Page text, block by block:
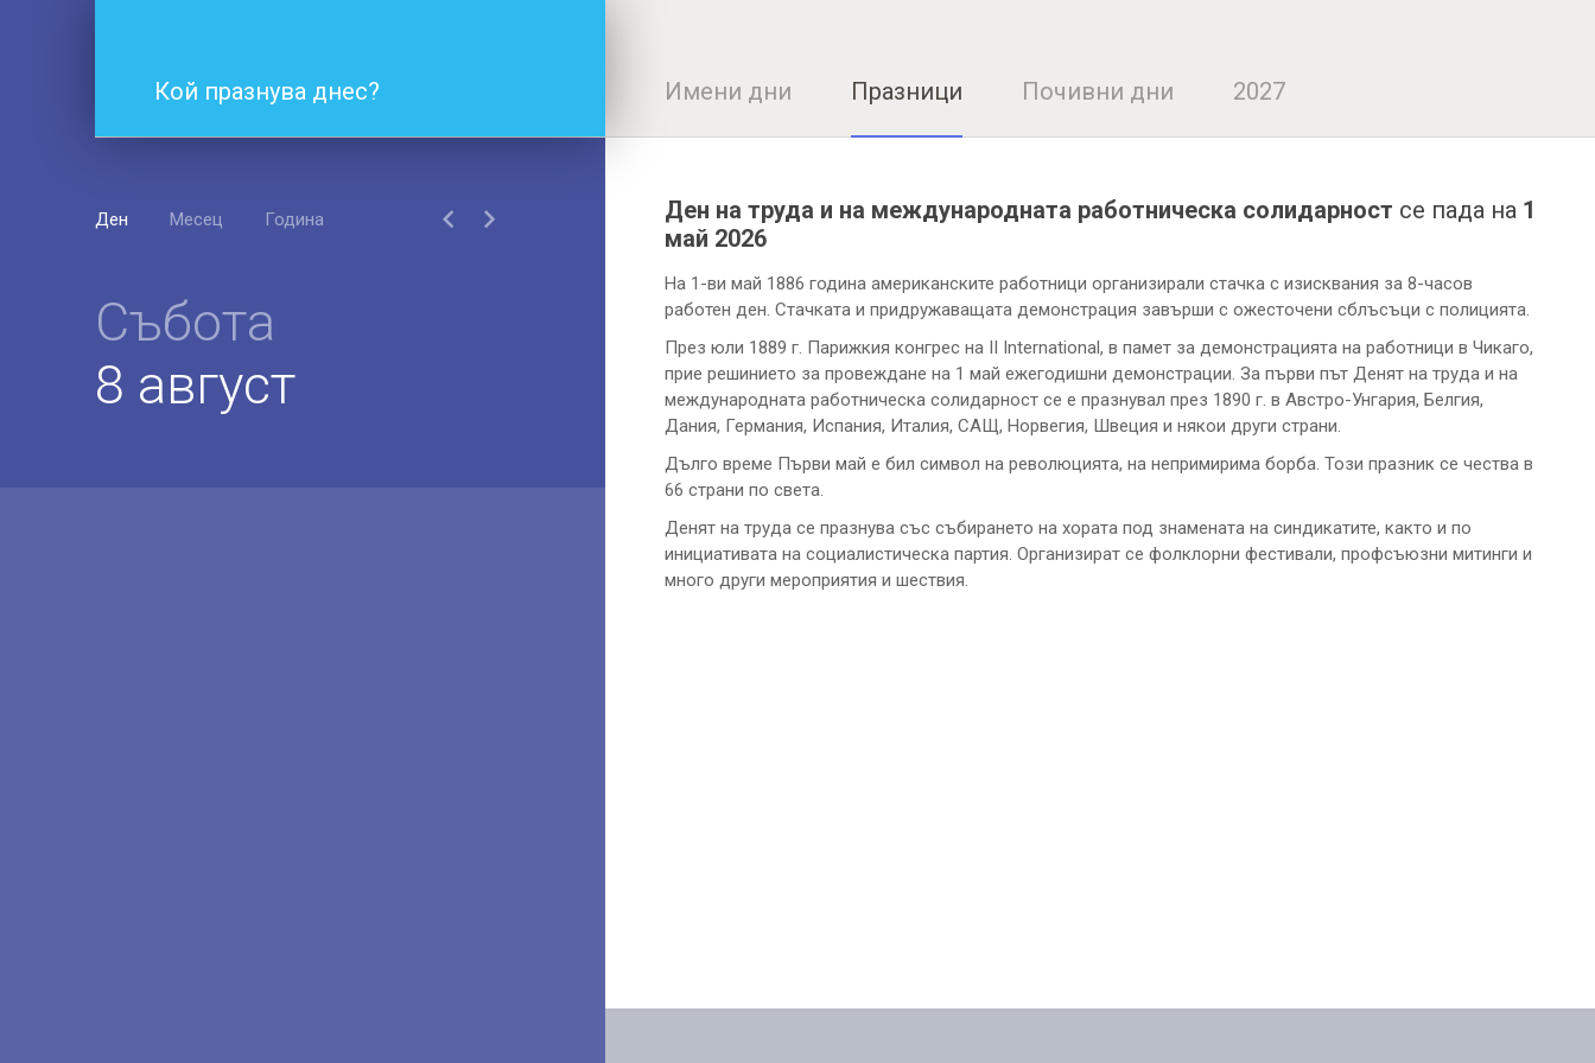
Кой празнува днес? Имени дни Празници Почивни дни 2027
Ден Месец Година
Събота
8 август
Ден на труда и на международната работническа солидарност се пада на 1
май 2026
На 1-ви май 1886 година американските работници организирали стачка с изисквания за 8-часов
работен ден. Стачката и придружаващата демонстрация завърши с ожесточени сблъсъци с полицията.
През юли 1889 г. Парижкия конгрес на II International, в памет за демонстрацията на работници в Чикаго,
прие решинието за провеждане на 1 май ежегодишни демонстрации. За първи път Денят на труда и на
международната работническа солидарност се е празнувал през 1890 г. в Австро-Унгария, Белгия,
Дания, Германия, Испания, Италия, САЩ, Норвегия, Швеция и някои други страни.
Дълго време Първи май е бил символ на революцията, на непримирима борба. Този празник се чества в
66 страни по света.
Денят на труда се празнува със събирането на хората под знамената на синдикатите, както и по
инициативата на социалистическа партия. Организират се фолклорни фестивали, профсъюзни митинги и
много други мероприятия и шествия.